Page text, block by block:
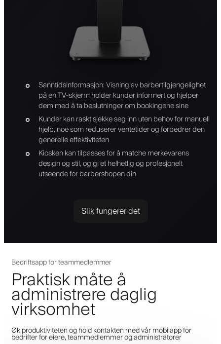
Sanntidsinformasjon: Visning av barbertilgjengelighet
på en TV-skjerm holder kunder informert og hjelper
dem med å ta beslutninger om bookingene sine
Kunder kan raskt sjekke seg inn uten behov for manuell
hjelp, noe som reduserer ventetider og forbedrer den
generelle effektiviteten
Kiosken kan tilpasses for å matche merkevarens
design og stil, og gi et helhetlig og profesjonelt
utseende for barbershopen din
Slik fungerer det
Bedriftsapp for teammedlemmer
Praktisk måte å
administrere daglig
virksomhet
Øk produktiviteten og hold kontakten med vår mobilapp for
bedrifter for eiere, teammedlemmer og administratorer